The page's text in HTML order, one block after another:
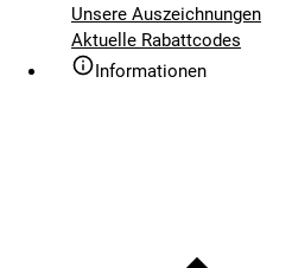
Unsere Auszeichnungen
Aktuelle Rabattcodes
Informationen